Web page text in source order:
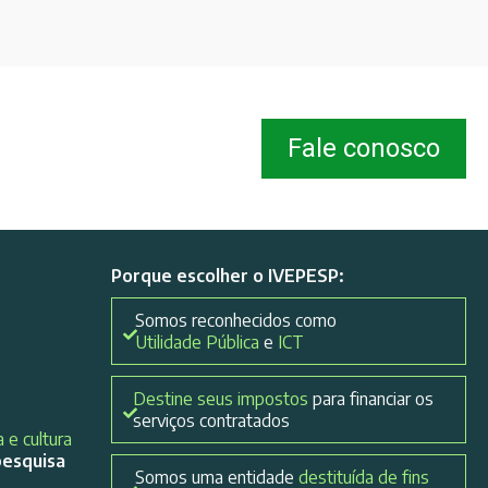
Fale conosco
e cultura
Porque escolher o IVEPESP:
Somos reconhecidos como
Utilidade Pública e ICT
Destine seus impostos para financiar os
serviços contratados
Somos uma entidadedestituída de fins